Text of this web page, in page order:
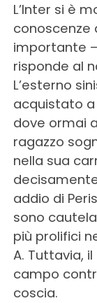
L’Inter si è
conoscenze
importante
risponde al
L’esterno
acquistato a
dove ormai
ragazzo
nella sua
addio di
sono
più prolifici
A. Tuttavia,
campo
coscia.